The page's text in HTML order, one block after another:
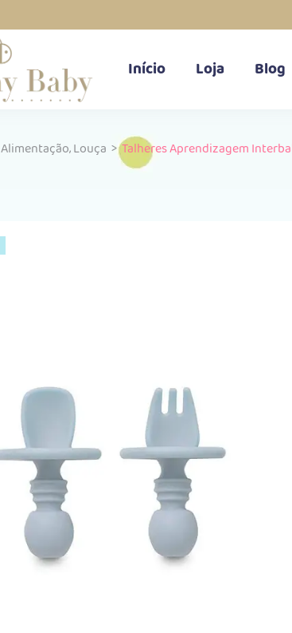
Início Loja Blog
Alimentação,Louça >Talheres Aprendizagem